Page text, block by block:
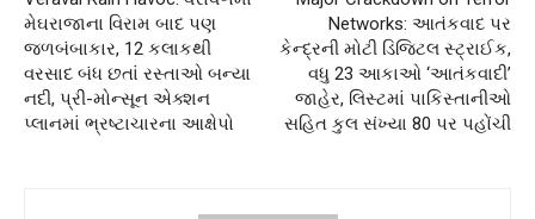
મેઘરાજાના વિરામ બાદ પણ
જળબંબાકાર, 12 કલાકથી
વરસાદ બંધ છતાં રસ્તાઓ બન્યા
નદી, પ્રી-મોન્સૂન એક્શન
પ્લાનમાં ભ્રષ્ટાચારના આક્ષેપો
Networks: આતંકવાદ પર
કેન્દ્રની મોટી ડિજિટલ સ્ટ્રાઈક,
વધુ 23 આકાઓ ‘આતંકવાદી’
જાહેર, લિસ્ટમાં પાકિસ્તાનીઓ
સહિત કુલ સંખ્યા 80 પર પહોંચી